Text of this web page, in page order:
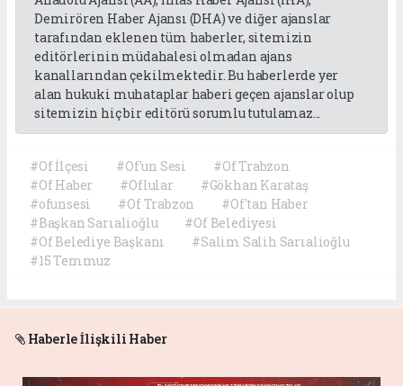
Demirören Haber Ajansı (DHA) ve diğer ajanslar
tarafından eklenen tüm haberler, sitemizin
editörlerinin müdahalesi olmadan ajans
kanallarından çekilmektedir. Bu haberlerde yer
alan hukuki muhataplar haberi geçen ajanslar olup
sitemizin hiç bir editörü sorumlu tutulamaz...
#Of İlçesi #Of'un Sesi
#Of Trabzon
#Of Haber
#Oflular
#Gökhan Karataş
#ofunsesi
#Of Trabzon
#Of'tan Haber
#Başkan Sarıalioğlu
#Of Belediyesi
#Of Belediye Başkanı
#Salim Salih Sarıalioğlu
#15 Temmuz
Haberle İlişkili Haber